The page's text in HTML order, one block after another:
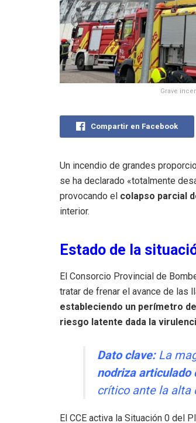
Grave
Compartir en Facebook
Un incendio de grandes
se ha declarado «totalmente
provocando el colapso parcial
interior.
Estado de la
El Consorcio Provincial de
tratar de frenar el avance de las
estableciendo un perímetro
riesgo latente dada la
Dato clave:La
nodriza articulado
crítico ante la alta
El CCE activa la Situación 0 del